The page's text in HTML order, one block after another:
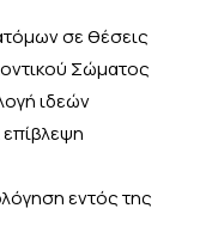
σε θέσεις
Σώματος
ιδεών
εντός της